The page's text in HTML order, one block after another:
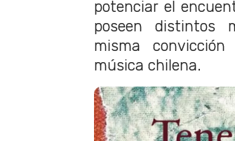
potenciar el
poseen distintos
misma
música chilena.